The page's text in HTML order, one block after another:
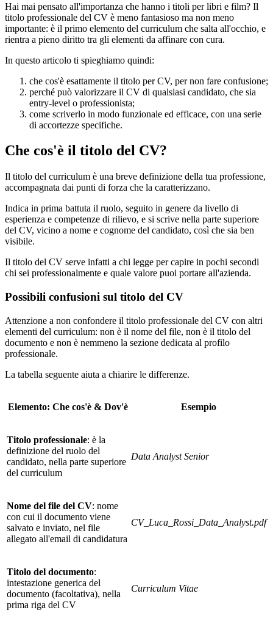
Hai mai pensato all'importanza che hanno i titoli per libri e film? Il
titolo professionale del CV è meno fantasioso ma non meno
importante: è il primo elemento del curriculum che salta all'occhio, e
rientra a pieno diritto tra gli elementi da affinare con cura.
In questo articolo ti spieghiamo quindi:
che cos'è esattamente il titolo per CV, per non fare confusione;
perché può valorizzare il CV di qualsiasi candidato, che sia
entry-level o professionista;
come scriverlo in modo funzionale ed efficace, con una serie
di accortezze specifiche.
Che cos'è il titolo del CV?
Il titolo del curriculum è una breve definizione della tua professione,
accompagnata dai punti di forza che la caratterizzano.
Indica in prima battuta il ruolo, seguito in genere da livello di
esperienza e competenze di rilievo, e si scrive nella parte superiore
del CV, vicino a nome e cognome del candidato, così che sia ben
visibile.
Il titolo del CV serve infatti a chi legge per capire in pochi secondi
chi sei professionalmente e quale valore puoi portare all'azienda.
Possibili confusioni sul titolo del CV
Attenzione a non confondere il titolo professionale del CV con altri
elementi del curriculum: non è il nome del file, non è il titolo del
documento e non è nemmeno la sezione dedicata al profilo
professionale.
La tabella seguente aiuta a chiarire le differenze.
Elemento: Che cos'è & Dov'è Esempio
Titolo professionale: è la
definizione del ruolo del
candidato, nella parte superiore
del curriculum
Data Analyst Senior
Nome del file del CV: nome
con cui il documento viene
salvato e inviato, nel file
allegato all'email di candidatura
CV_Luca_Rossi_Data_Analyst.pdf
Titolo del documento:
intestazione generica del
documento (facoltativa), nella
prima riga del CV
Curriculum Vitae